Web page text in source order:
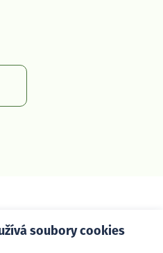
soubory cookies